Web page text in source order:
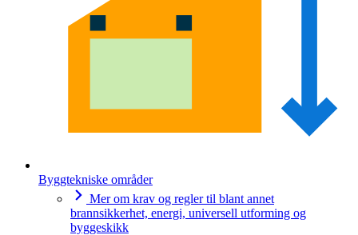
Byggtekniske områder
Mer om krav og regler til blant annet
brannsikkerhet, energi, universell utforming og
byggeskikk